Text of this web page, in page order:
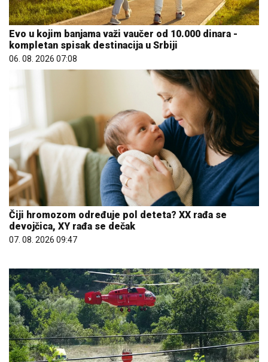
Evo u kojim banjama važi vaučer od 10.000 dinara -
kompletan spisak destinacija u Srbiji
06. 08. 2026 07:08
Čiji hromozom određuje pol deteta? XX rađa se
devojčica, XY rađa se dečak
07. 08. 2026 09:47